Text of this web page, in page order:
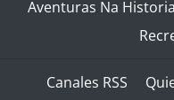
Aventuras Na Historia
Canales RSS